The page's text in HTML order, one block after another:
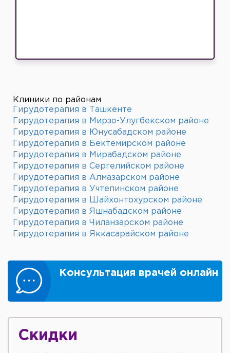
Клиники по районам
Гирудотерапия в Ташкенте
Гирудотерапия в Мирзо-Улугбекском районе
Гирудотерапия в Юнусабадском районе
Гирудотерапия в Бектемирском районе
Гирудотерапия в Мирабадском районе
Гирудотерапия в Сергелийском районе
Гирудотерапия в Алмазарском районе
Гирудотерапия в Учтепинском районе
Гирудотерапия в Шайхонтохурском районе
Гирудотерапия в Яшнабадском районе
Гирудотерапия в Чиланзарском районе
Гирудотерапия в Яккасарайском районе
Консультация врачей онлайн
Скидки